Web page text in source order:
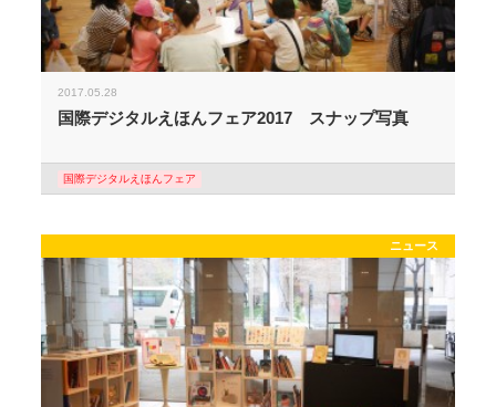
2017.05.28
国際デジタルえほんフェア2017 スナップ写真
国際デジタルえほんフェア
ニュース